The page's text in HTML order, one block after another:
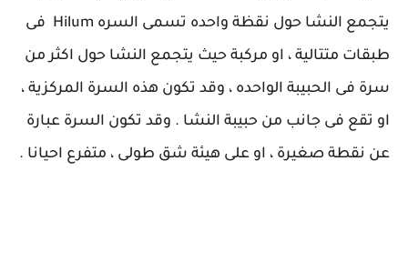
يتجمع النشا حول نقظة واحده تسمى السره Hilum فى
طبقات متتالية ، او مركبة حيث يتجمع النشا حول اكثر من
سرة فى الحبيبة الواحده ، وقد تكون هذه السرة المركزية ،
او تقع فى جانب من حبيبة النشا . وقد تكون السرة عبارة
عن نقطة صغيرة ، او على هيئة شق طولى ، متفرع احيانا .